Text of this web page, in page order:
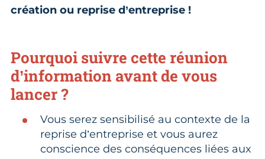
création ou reprise d’entreprise !
Pourquoi suivre cette réunion
d’information avant de vous
lancer ?
Vous serez sensibilisé au contexte de la
reprise d’entreprise et vous aurez
conscience des conséquences liées aux